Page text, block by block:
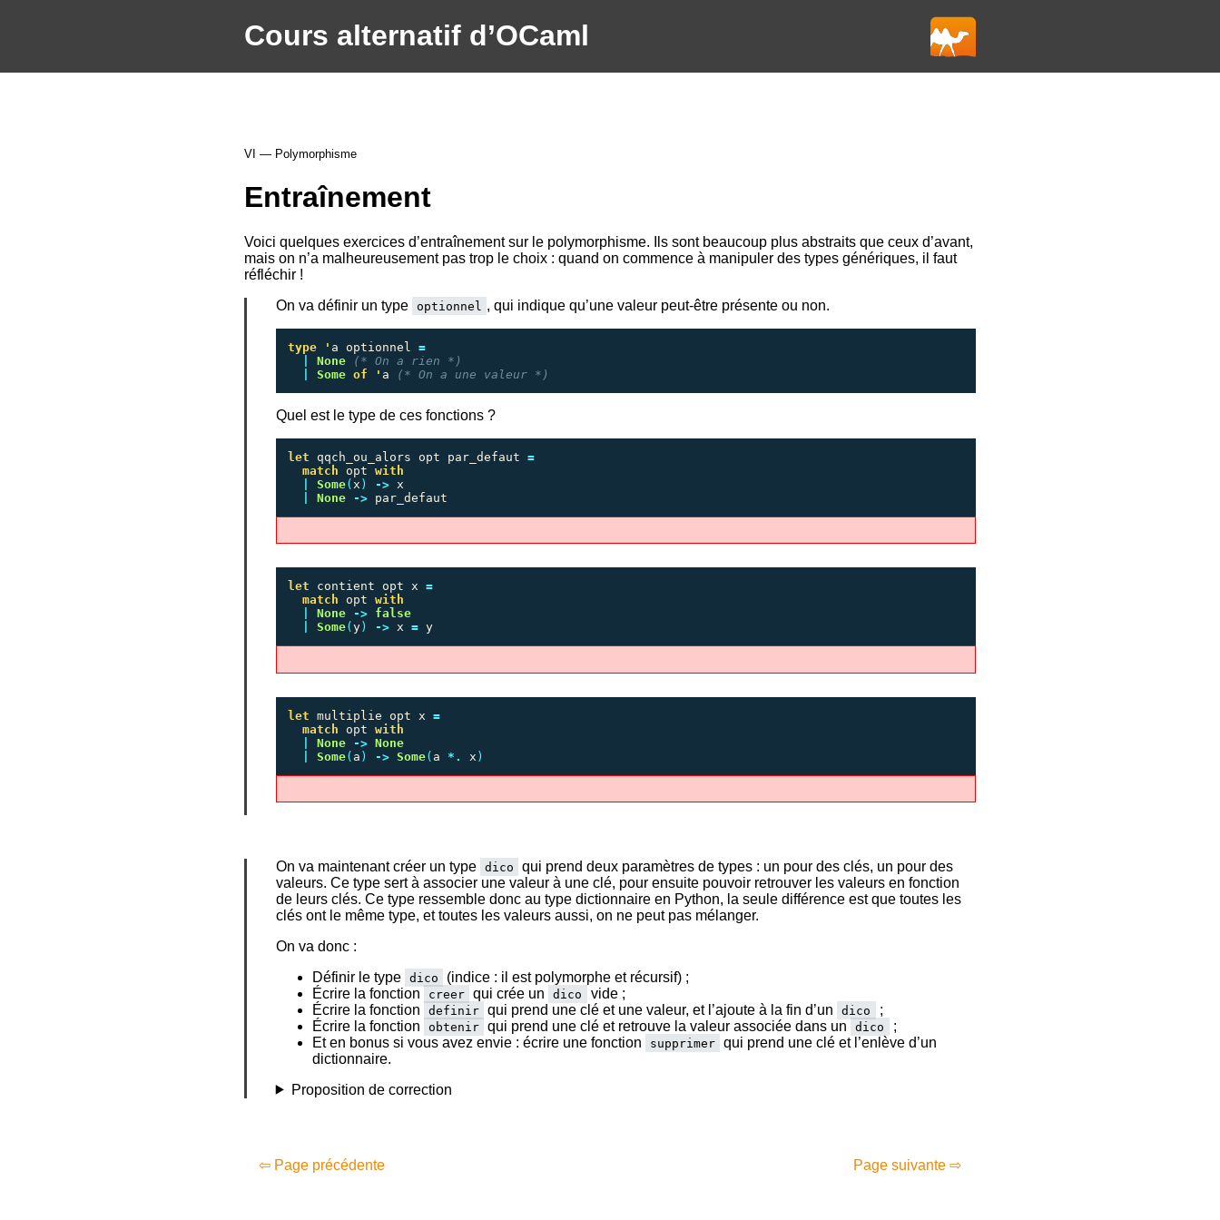
Cours alternatif d’OCaml
VI — Polymorphisme
Entraînement
Voici quelques exercices d’entraînement sur le polymorphisme. Ils sont beaucoup plus abstraits que ceux d’avant,
mais on n’a malheureusement pas trop le choix : quand on commence à manipuler des types génériques, il faut
réfléchir !
On va définir un type
optionnel , qui indique qu’une valeur peut-être présente ou non.
type ' a optionnel
=
None
(* On a rien *)
Some of ' a (* On a une valeur *)
Quel est le type de ces fonctions ?
let qqch_ou_alors opt par_defaut =
match
opt with
Some( x ) ->
x
None -> par_defaut
let contient opt x =
match
opt with
None ->
false
Some( y) -> x = y
let multiplie opt x =
match
opt with
None -> None
Some( a ) -> Some( a *. x )
On va maintenant créer un type dico
qui prend deux paramètres de types : un pour des clés, un pour des
valeurs. Ce type sert à associer une valeur à une clé, pour ensuite pouvoir retrouver les valeurs en fonction
de leurs clés. Ce type ressemble donc au type dictionnaire en Python, la seule différence est que toutes les
clés ont le même type, et toutes les valeurs aussi, on ne peut pas mélanger.
On va donc :
Définir le type dico
(indice : il est polymorphe et récursif) ;
Écrire la fonction
creer qui crée un dico
vide ;
Écrire la fonction
definir qui prend une clé et une valeur, et l’ajoute à la fin d’un dico
;
Écrire la fonction
obtenir qui prend une clé et retrouve la valeur associée dans un dico
;
Et en bonus si vous avez envie : écrire une fonction
supprimer
qui prend une clé et l’enlève d’un
dictionnaire.
Proposition de correction
⇦ Page précédente Page suivante ⇨